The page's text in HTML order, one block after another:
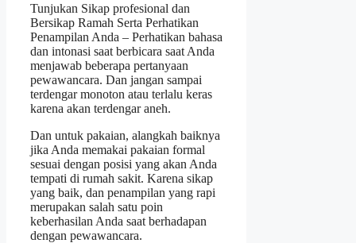
Tunjukan Sikap profesional dan
Bersikap Ramah Serta Perhatikan
Penampilan Anda – Perhatikan bahasa
dan intonasi saat berbicara saat Anda
menjawab beberapa pertanyaan
pewawancara. Dan jangan sampai
terdengar monoton atau terlalu keras
karena akan terdengar aneh.
Dan untuk pakaian, alangkah baiknya
jika Anda memakai pakaian formal
sesuai dengan posisi yang akan Anda
tempati di rumah sakit. Karena sikap
yang baik, dan penampilan yang rapi
merupakan salah satu poin
keberhasilan Anda saat berhadapan
dengan pewawancara.